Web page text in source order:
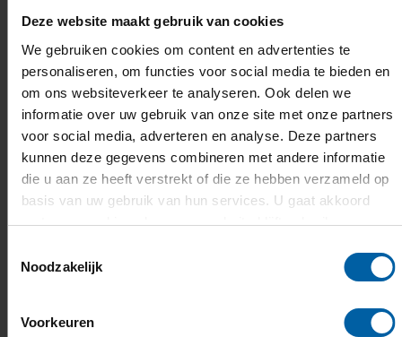
Deze website maakt gebruik van cookies
We gebruiken cookies om content en advertenties te
personaliseren, om functies voor social media te bieden en
om ons websiteverkeer te analyseren. Ook delen we
informatie over uw gebruik van onze site met onze partners
voor social media, adverteren en analyse. Deze partners
kunnen deze gegevens combineren met andere informatie
die u aan ze heeft verstrekt of die ze hebben verzameld op
basis van uw gebruik van hun services. U gaat akkoord
met onze cookies als u onze website blijft gebruiken.
Noodzakelijk
Voorkeuren
Hbo bachelor Applied Data Science
& AI
Data Consultant. In al deze functies ben je bezig
data-analyse en AI-technologieën. Je leert niet